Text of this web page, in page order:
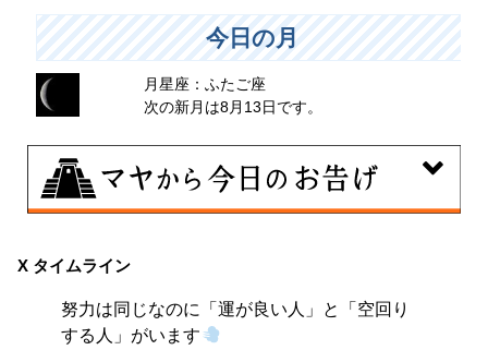
今日の月
月星座：ふたご座
次の新月は8月13日です。
大きくエネルギーを放出する日。日々の活力をため込ん
X タイムライン
努力は同じなのに「運が良い人」と「空回り
する人」がいます